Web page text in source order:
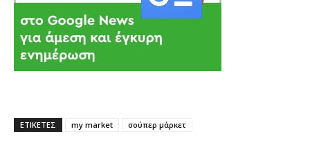
ΕΤΙΚΕΤΕΣ my market σούπερ μάρκετ